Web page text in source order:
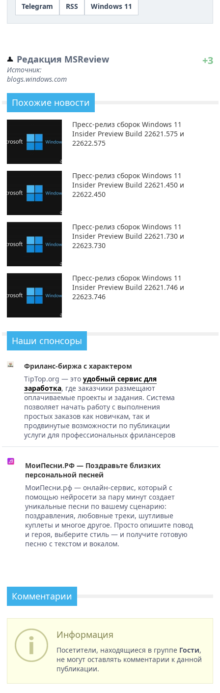
Telegram
RSS Windows 11
Редакция MSReview
Источник:
blogs.windows.com
+3
Похожие новости
Пресс-релиз сборок Windows 11
Insider Preview Build 22621.575 и
22622.575
Пресс-релиз сборок Windows 11
Insider Preview Build 22621.450 и
22622.450
Пресс-релиз сборок Windows 11
Insider Preview Build 22621.730 и
22623.730
Пресс-релиз сборок Windows 11
Insider Preview Build 22621.746 и
22623.746
Наши спонсоры
Фриланс-биржа с характером
TipTop.org — это удобный сервис для
заработка, где заказчики размещают
оплачиваемые проекты и задания. Система
позволяет начать работу с выполнения
простых заказов как новичкам, так и
продвинутые возможности по публикации
услуги для профессиональных фрилансеров
МоиПесни.РФ — Поздравьте близких
персональной песней
МоиПесни.рф — онлайн-сервис, который с
помощью нейросети за пару минут создает
уникальные песни по вашему сценарию:
поздравления, любовные треки, шутливые
куплеты и многое другое. Просто опишите повод
и героя, выберите стиль — и получите готовую
песню с текстом и вокалом.
Комментарии
Информация
Посетители, находящиеся в группе Гости,
не могут оставлять комментарии к данной
публикации.